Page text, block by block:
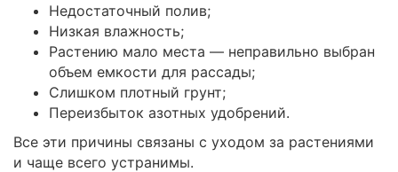
Недостаточный полив;
Низкая влажность;
Растению мало места — неправильно выбран
объем емкости для рассады;
Слишком плотный грунт;
Переизбыток азотных удобрений.
Все эти причины связаны с уходом за растениями
и чаще всего устранимы.